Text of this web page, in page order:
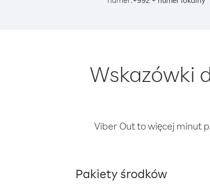
Wskazówki
Viber Out to więcej minut
Pakiety środków